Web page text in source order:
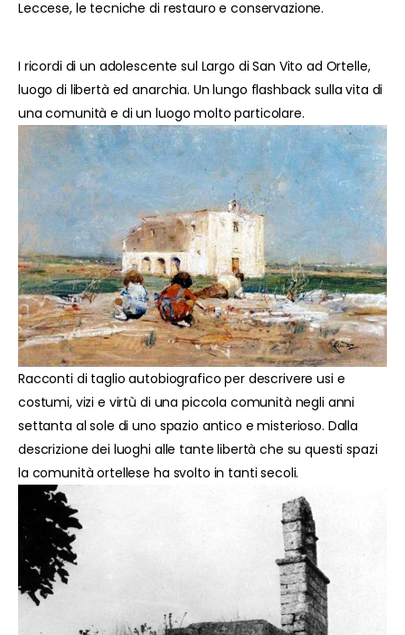
Leccese, le tecniche di restauro e conservazione.
I ricordi di un adolescente sul Largo di San Vito ad Ortelle,
luogo di libertà ed anarchia. Un lungo flashback sulla vita di
una comunità e di un luogo molto particolare.
Racconti di taglio autobiografico per descrivere usi e
costumi, vizi e virtù di una piccola comunità negli anni
settanta al sole di uno spazio antico e misterioso. Dalla
descrizione dei luoghi alle tante libertà che su questi spazi
la comunità ortellese ha svolto in tanti secoli.